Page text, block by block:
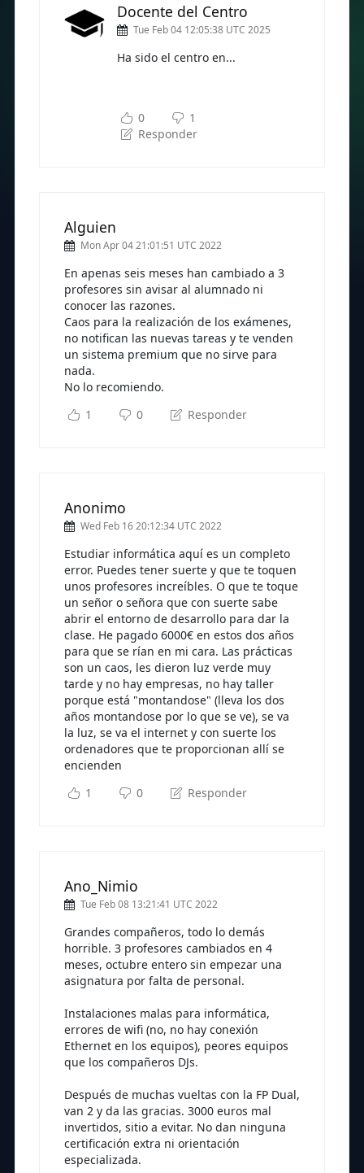
Docente del Centro
Tue Feb 04 12:05:38 UTC 2025
Ha sido el centro en...
0
1
Responder
Alguien
Mon Apr 04 21:01:51 UTC 2022
En apenas seis meses han cambiado a 3
profesores sin avisar al alumnado ni
conocer las razones.
Caos para la realización de los exámenes,
no notifican las nuevas tareas y te venden
un sistema premium que no sirve para
nada.
No lo recomiendo.
1
0 Responder
Anonimo
Wed Feb 16 20:12:34 UTC 2022
Estudiar informática aquí es un completo
error. Puedes tener suerte y que te toquen
unos profesores increíbles. O que te toque
un señor o señora que con suerte sabe
abrir el entorno de desarrollo para dar la
clase. He pagado 6000€ en estos dos años
para que se rían en mi cara. Las prácticas
son un caos, les dieron luz verde muy
tarde y no hay empresas, no hay taller
porque está "montandose" (lleva los dos
años montandose por lo que se ve), se va
la luz, se va el internet y con suerte los
ordenadores que te proporcionan allí se
encienden
1
0 Responder
Ano_Nimio
Tue Feb 08 13:21:41 UTC 2022
Grandes compañeros, todo lo demás
horrible. 3 profesores cambiados en 4
meses, octubre entero sin empezar una
asignatura por falta de personal.
Instalaciones malas para informática,
errores de wifi (no, no hay conexión
Ethernet en los equipos), peores equipos
que los compañeros DJs.
Después de muchas vueltas con la FP Dual,
van 2 y da las gracias. 3000 euros mal
invertidos, sitio a evitar. No dan ninguna
certificación extra ni orientación
especializada.